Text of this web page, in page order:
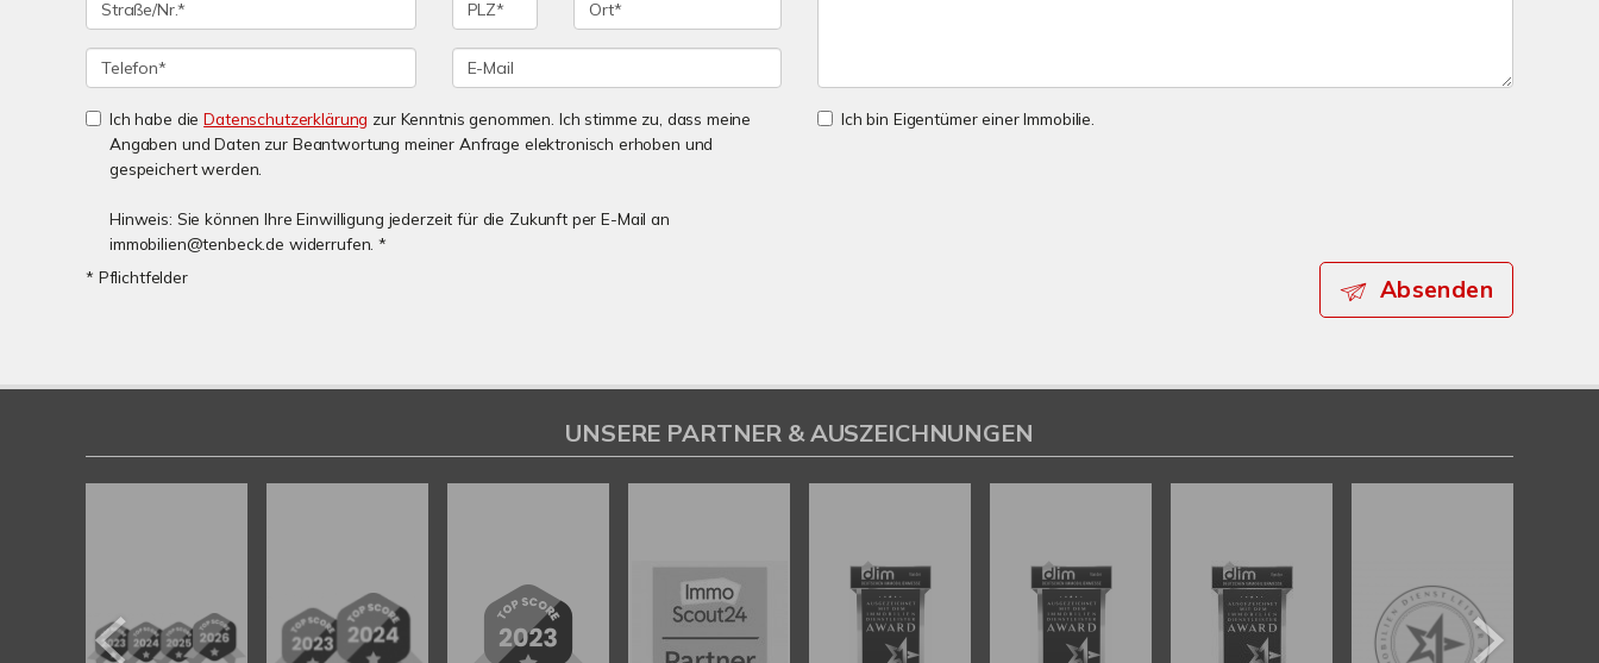
Ich habe dieDatenschutzerklärung zur Kenntnis genommen. Ich stimme zu, dass meine
Angaben und Daten zur Beantwortung meiner Anfrage elektronisch erhoben und
gespeichert werden.
Hinweis: Sie können Ihre Einwilligung jederzeit für die Zukunft per E-Mail an
immobilien@tenbeck.de widerrufen. *
Ich bin Eigentümer einer Immobilie.
* Pflichtfelder Absenden
UNSERE PARTNER & AUSZEICHNUNGEN